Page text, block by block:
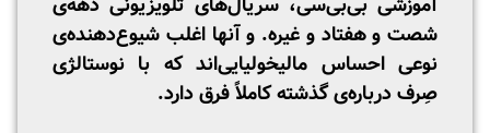
آموزشی بی‌بی‌سی، سریال‌های تلویزیونی دهه‌ی
شصت و هفتاد و غیره. و آنها اغلب شیوع‌دهنده‌ی
نوعی احساس مالیخولیایی‌اند که با نوستالژی
صِرف درباره‌ی گذشته کاملاً فرق دارد.